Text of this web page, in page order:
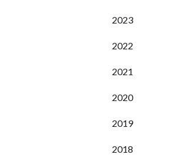
2023
2022
2021
2020
2019
2018